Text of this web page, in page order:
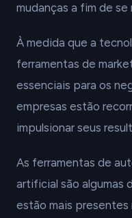
mudanças a fim de
À medida que a
ferramentas de
essenciais para os
empresas estão
impulsionar seus
As ferramentas de
artificial são algumas
estão mais presentes